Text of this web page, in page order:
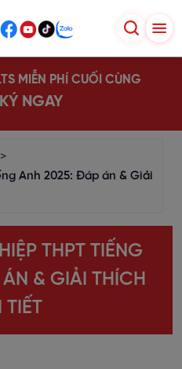
MIỄN PHÍ CUỐI CÙNG
NGAY
>
Anh 2025: Đáp án & Giải
THPT TIẾNG
& GIẢI THÍCH
TIẾT